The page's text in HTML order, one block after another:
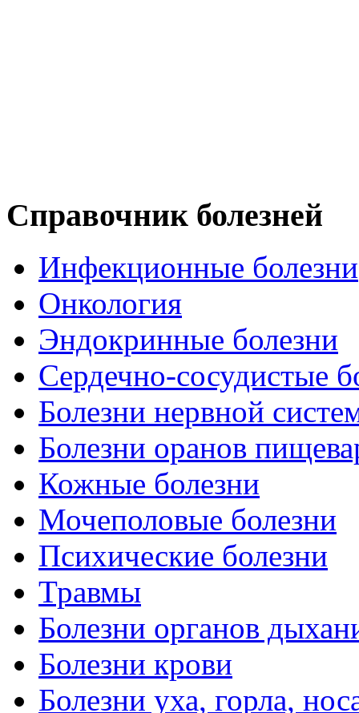
Справочник болезней
Инфекционные болезни
Онкология
Эндокринные болезни
Сердечно-сосудистые
Болезни нервной
Болезни оранов
Кожные болезни
Мочеполовые болезни
Психические болезни
Травмы
Болезни органов
Болезни крови
Болезни уха, горла,